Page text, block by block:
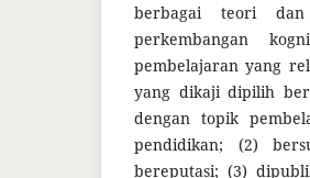
berbagai teori
perkembangan
pembelajaran yang
yang dikaji dipilih
dengan topik
pendidikan; (2)
bereputasi; (3)